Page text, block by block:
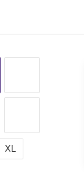
XL